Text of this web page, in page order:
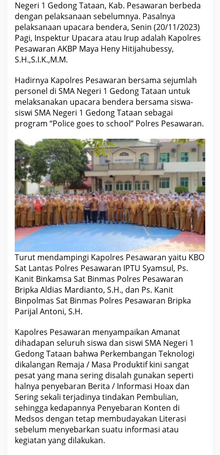
a
k
d
i
n
,
o
l
r
e
s
P
e
s
w
a
r
a
n
J
a
d
i
I
r
u
p
S
M
A
N
1
G
e
d
o
T
a
a
a
n
Negeri 1 Gedong Tataan, Kab. Pesawaran berbeda
dengan pelaksanaan sebelumnya. Pasalnya
pelaksanaan upacara bendera, Senin (20/11/2023)
Pagi, Inspektur Upacara atau Irup adalah Kapolres
Pesawaran AKBP Maya Heny Hitijahubessy,
S.H.,S.I.K.,M.M.
Hadirnya Kapolres Pesawaran bersama sejumlah
personel di SMA Negeri 1 Gedong Tataan untuk
melaksanakan upacara bendera bersama siswa-
siswi SMA Negeri 1 Gedong Tataan sebagai
program “Police goes to school” Polres Pesawaran.
Turut mendampingi Kapolres Pesawaran yaitu KBO
Sat Lantas Polres Pesawaran IPTU Syamsul, Ps.
Kanit Binkamsa Sat Binmas Polres Pesawaran
Bripka Aldias Mardianto, S.H., dan Ps. Kanit
Binpolmas Sat Binmas Polres Pesawaran Bripka
Parijal Antoni, S.H.
Kapolres Pesawaran menyampaikan Amanat
dihadapan seluruh siswa dan siswi SMA Negeri 1
Gedong Tataan bahwa Perkembangan Teknologi
dikalangan Remaja / Masa Produktif kini sangat
pesat yang mana sering disalah gunakan seperti
halnya penyebaran Berita / Informasi Hoax dan
Sering sekali terjadinya tindakan Pembulian,
sehingga kedapannya Penyebaran Konten di
Medsos dengan tetap membudayakan Literasi
sebelum menyebarkan suatu informasi atau
kegiatan yang dilakukan.